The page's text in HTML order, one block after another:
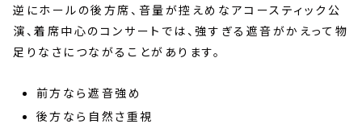
逆にホールの後方席、音量が控えめなアコースティック公
演、着席中心のコンサートでは、強すぎる遮音がかえって物
足りなさにつながることがあります。
前方なら遮音強め
後方なら自然さ重視